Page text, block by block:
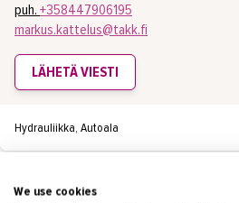
puh. +358447906195
markus.kattelus@takk.fi
LÄHETÄ VIESTI
Hydrauliikka, Autoala
Muita alaan liittyviä
We use cookies